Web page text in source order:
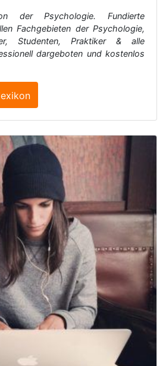
der Psychologie. Fundierte
Fachgebieten der Psychologie,
Studenten, Praktiker & alle
dargeboten und kostenlos